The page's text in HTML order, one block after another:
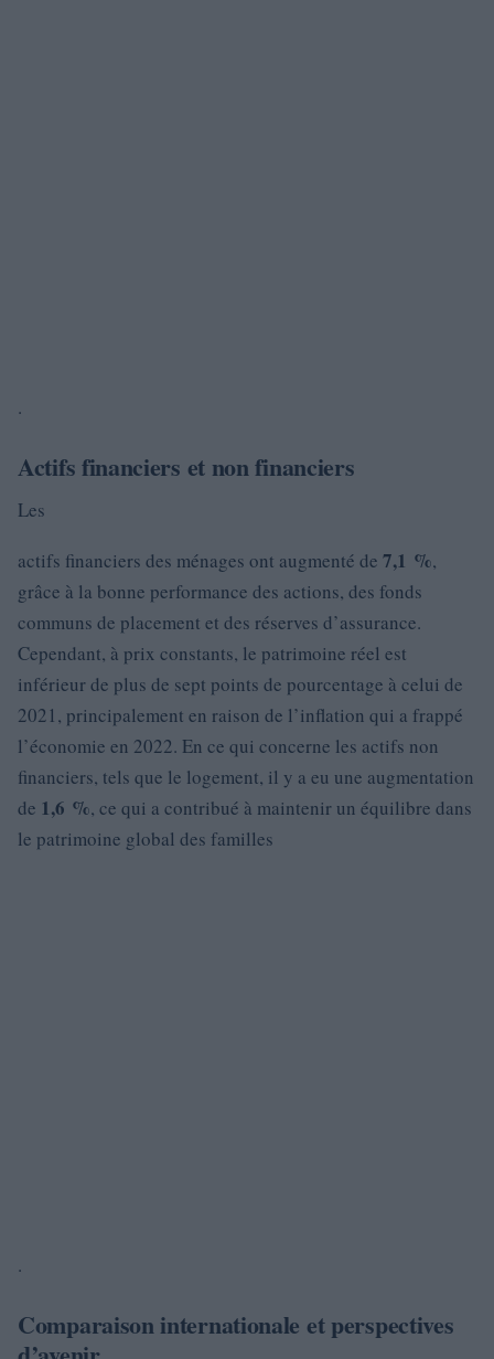
.
Actifs financiers et non financiers
Les
actifs financiers des ménages ont augmenté de 7,1 %,
grâce à la bonne performance des actions, des fonds
communs de placement et des réserves d’assurance.
Cependant, à prix constants, le patrimoine réel est
inférieur de plus de sept points de pourcentage à celui de
2021, principalement en raison de l’inflation qui a frappé
l’économie en 2022. En ce qui concerne les actifs non
financiers, tels que le logement, il y a eu une augmentation
de 1,6 %, ce qui a contribué à maintenir un équilibre dans
le patrimoine global des familles
.
Comparaison internationale et perspectives